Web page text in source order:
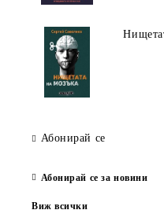
Абонирай се
Абонирай се за новини
Виж всички